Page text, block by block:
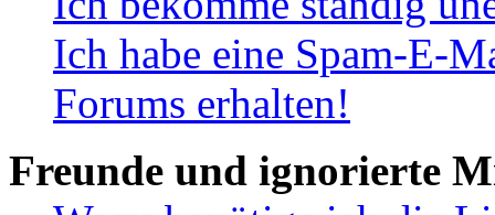
Ich habe eine Spam-E-
Forums erhalten!
Freunde und ignorierte